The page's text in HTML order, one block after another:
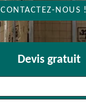
CONTACTEZ-NOUS !
Devis gratuit